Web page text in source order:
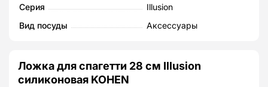
Illusion
Серия
Illusion
Вид посуды
Аксессуары
Ложка для спагетти 28 см Illusion
силиконовая KOHEN